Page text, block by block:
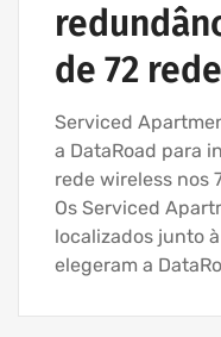
de 72
Serviced
a DataRoad para
rede wireless nos
Os Serviced
localizados junto
elegeram a